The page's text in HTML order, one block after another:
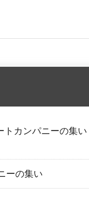
カンパニーの集い
ーの集い